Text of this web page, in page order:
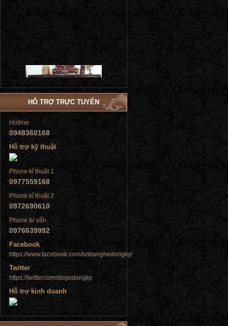
Tủ đứng
Tủ đứng
Tủ đứng
HỖ TRỢ TRỰC TUYẾN
Hotline
0948360168
Hỗ trợ kỹ thuật
Phone kĩ thuật 1
0977559168
Phone kĩ thuật 2
0972690610
Phone tư vấn
0976639992
Facebook
https://www.facebook.com/bobanghedongky/
Twitter
https://twitter.com/dogodongky
Hỗ trợ kinh doanh